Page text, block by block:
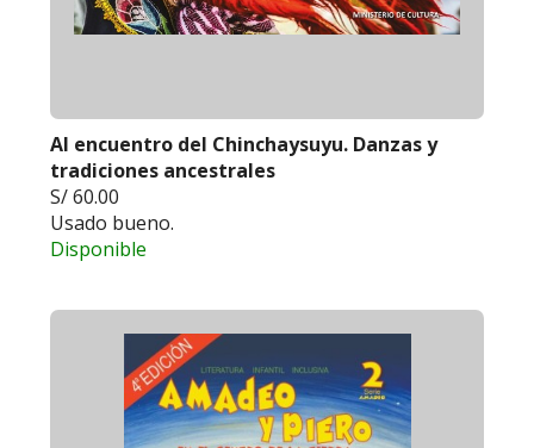
Al encuentro del Chinchaysuyu. Danzas y
tradiciones ancestrales
S/ 60.00
Usado bueno.
Disponible